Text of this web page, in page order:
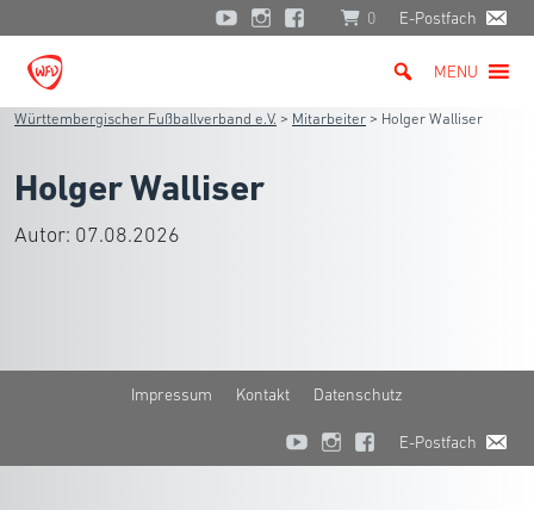
0 E-Postfach
MENU
Württembergischer Fußballverband e.V. > Mitarbeiter > Holger Walliser
Holger Walliser
Autor: 07.08.2026
Impressum Kontakt Datenschutz
E-Postfach